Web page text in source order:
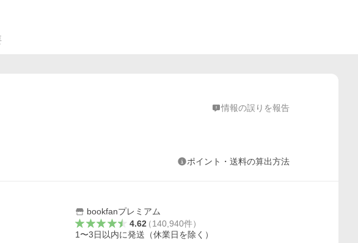
情報の誤りを報告
ポイント・送料の算出方法
bookfanプレミアム
4.62（140,940件）
1〜3日以内に発送（休業日を除く）